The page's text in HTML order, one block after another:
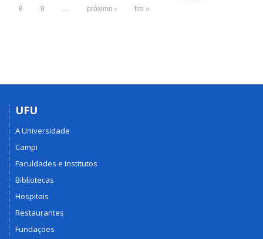
8 9 … próximo › fim »
UFU
A Universidade
Campi
Faculdades e Institutos
Bibliotecas
Hospitais
Restaurantes
Fundações